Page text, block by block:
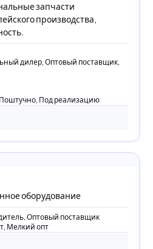
запчасти
производства,
дилер, Оптовый поставщик,
Под реализацию
оборудование
Оптовый поставщик
Мелкий опт